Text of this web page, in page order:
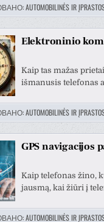
AUTOMOBILINĖS IR
Elektroninio
Kaip tas mažas
išmanusis telefonas
AUTOMOBILINĖS IR
GPS navigacijos
Kaip telefonas žino,
jausmą, kai žiūri į
AUTOMOBILINĖS IR